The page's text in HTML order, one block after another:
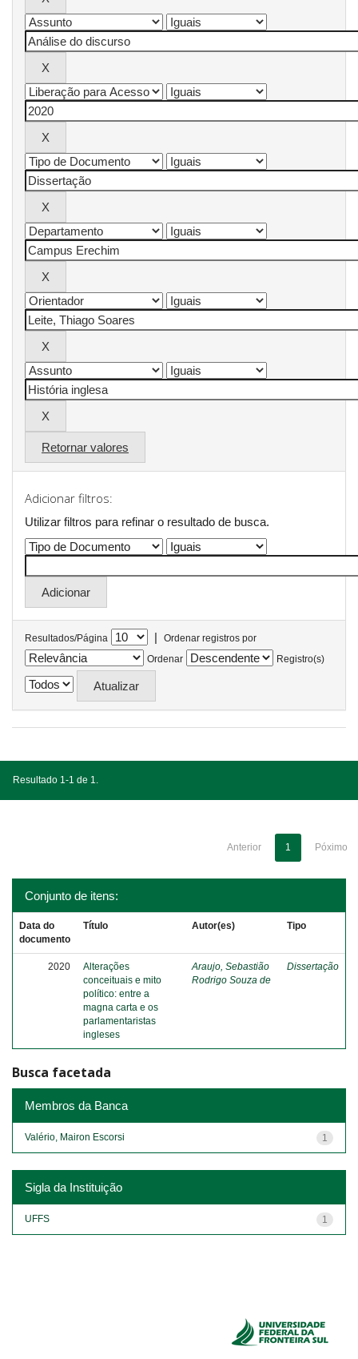
Retornar valores
Adicionar filtros:
Utilizar filtros para refinar o resultado de busca.
Resultados/Página |
Ordenar registros por
Ordenar
Registro(s)
Resultado 1-1 de 1.
Anterior 1 Póximo
Conjunto de itens:
Data do
documento
Título Autor(es) Tipo
2020
Alterações
conceituais e mito
político: entre a
magna carta e os
parlamentaristas
ingleses
Araujo, Sebastião
Rodrigo Souza de
Dissertação
Busca facetada
Membros da Banca
1
Valério, Mairon Escorsi
Sigla da Instituição
1
UFFS